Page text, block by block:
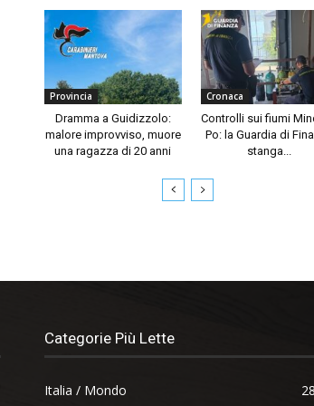
Provincia
Dramma a Guidizzolo:
malore improvviso, muore
una ragazza di 20 anni
Cronaca
Controlli sui fiumi
Po: la Guardia di
stanga...
Categorie Più Lette
Italia / Mondo